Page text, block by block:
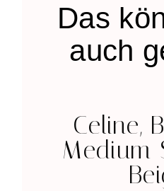
Das
auch
Celine,
Medium